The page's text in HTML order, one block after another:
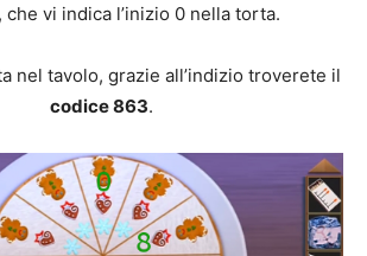
che vi indica l’inizio 0 nella torta.
nel tavolo, grazie all’indizio troverete il
codice 863.